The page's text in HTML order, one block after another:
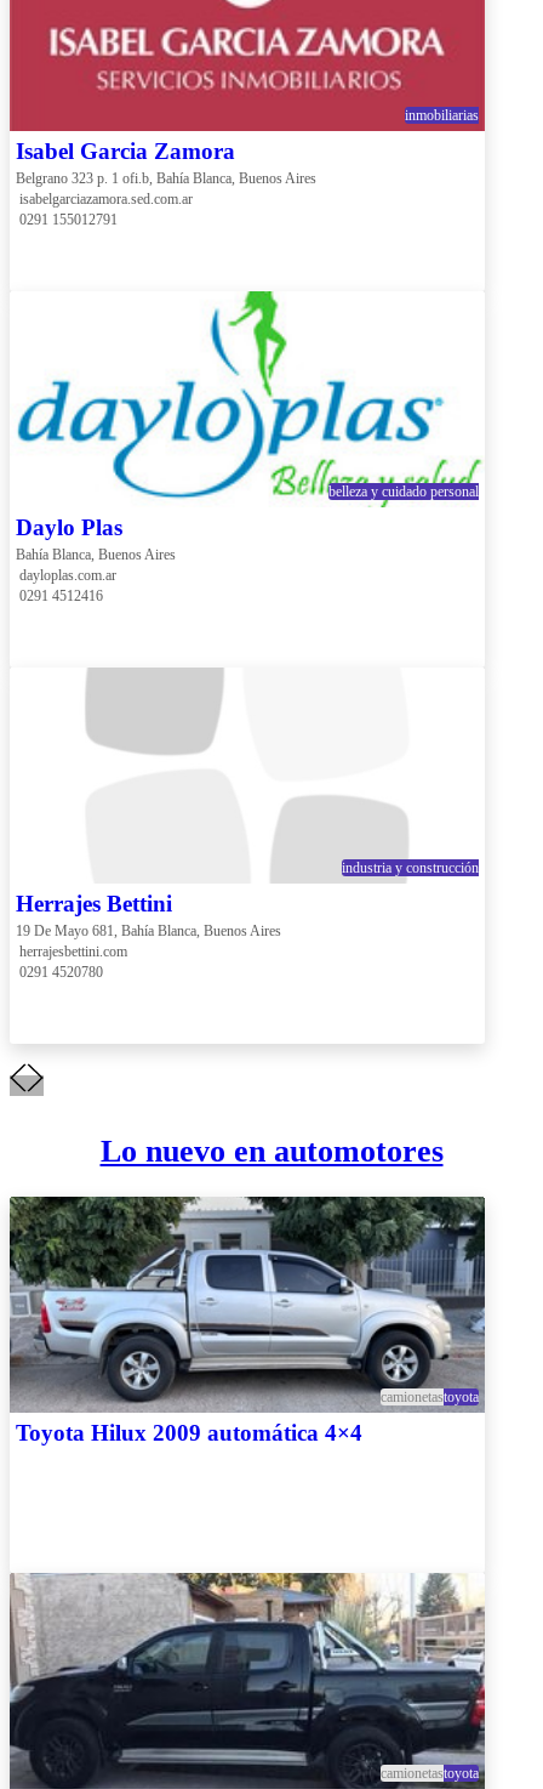
inmobiliarias
Isabel Garcia Zamora
Belgrano 323 p. 1 ofi.b, Bahía Blanca, Buenos Aires
isabelgarciazamora.sed.com.ar
0291 155012791
belleza y cuidado personal
Daylo Plas
Bahía Blanca, Buenos Aires
dayloplas.com.ar
0291 4512416
industria y construcción
Herrajes Bettini
19 De Mayo 681, Bahía Blanca, Buenos Aires
herrajesbettini.com
0291 4520780
Lo nuevo en automotores
camionetastoyota
Toyota Hilux 2009 automática 4×4
camionetastoyota